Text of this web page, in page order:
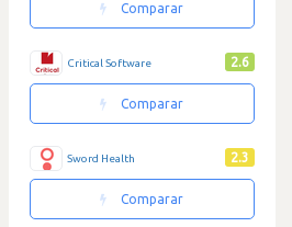
Comparar
Critical Software 2.6
Comparar
Sword Health 2.3
Comparar